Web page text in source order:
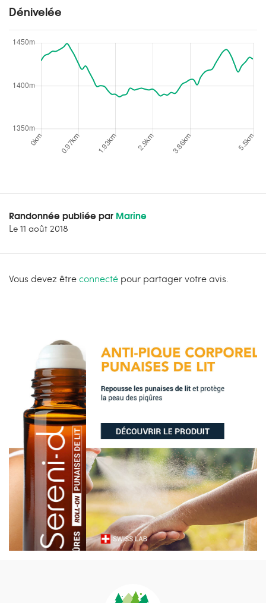
Dénivelée
Randonnée publiée par Marine
Le 11 août 2018
Vous devez êtreconnecté pour partager votre avis.